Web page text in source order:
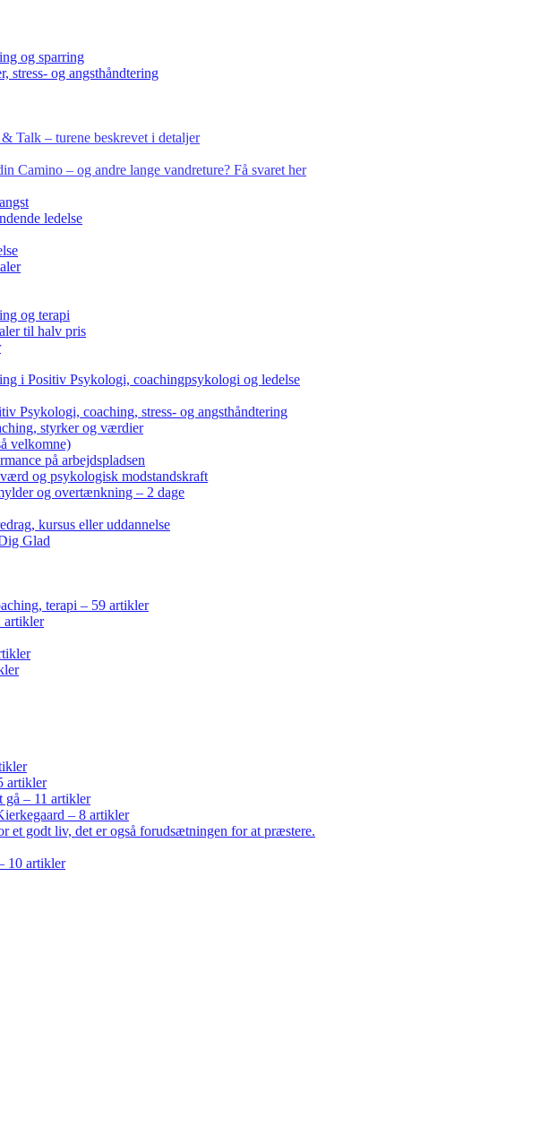
og sparring
stress- og angsthåndtering
Talk – turene beskrevet i detaljer
Camino – og andre lange vandreture? Få svaret her
ledelse
og terapi
til halv pris
i Positiv Psykologi, coachingpsykologi og ledelse
Psykologi, coaching, stress- og angsthåndtering
styrker og værdier
velkomne)
på arbejdspladsen
og psykologisk modstandskraft
og overtænkning – 2 dage
kursus eller uddannelse
Glad
terapi – 59 artikler
artikler
artikler
gå – 11 artikler
– 8 artikler
et godt liv, det er også forudsætningen for at præstere.
10 artikler